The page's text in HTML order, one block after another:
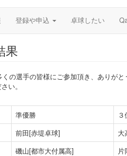
登録や申込 卓球したい
果
の選手の皆様にご参加頂き、ありがと
い。
準優勝 ３
前田[赤堤卓球] 大
磯山[都市大付属高] 片